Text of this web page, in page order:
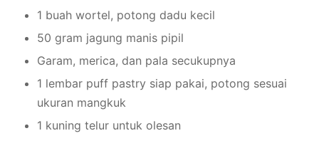
1 buah wortel, potong dadu kecil
50 gram jagung manis pipil
Garam, merica, dan pala secukupnya
1 lembar puff pastry siap pakai, potong sesuai
ukuran mangkuk
1 kuning telur untuk olesan